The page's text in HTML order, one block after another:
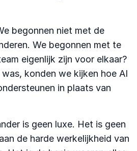
begonnen niet met de
We begonnen met te
eigenlijk zijn voor elkaar?
konden we kijken hoe AI
in plaats van
is geen luxe. Het is geen
de harde werkelijkheid van